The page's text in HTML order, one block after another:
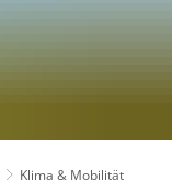
Klima & Mobilität